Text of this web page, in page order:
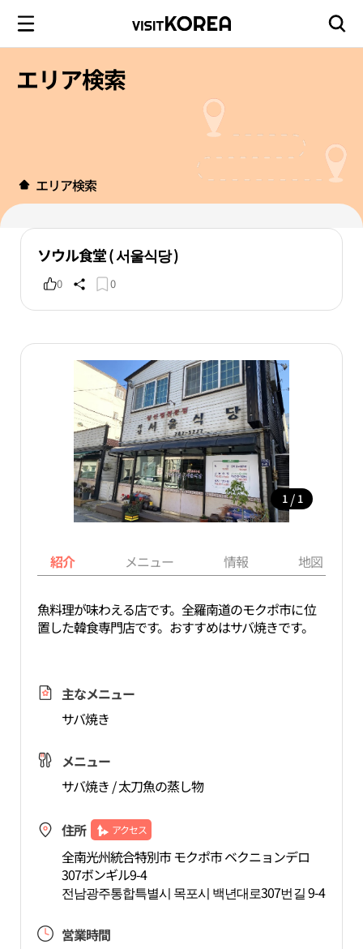
エリア検索
エリア検索
ソウル食堂 ( 서울식당 )
0 0
1 / 1
紹介 メニュー 情報 地図
魚料理が味わえる店です。全羅南道のモクポ市に位
置した韓食専門店です。おすすめはサバ焼きです。
主なメニュー
サバ焼き
メニュー
サバ焼き / 太刀魚の蒸し物
住所 アクセス
全南光州統合特別市 モクポ市 ベクニョンデロ
307ボンギル9-4
전남광주통합특별시 목포시 백년대로307번길 9-4
営業時間